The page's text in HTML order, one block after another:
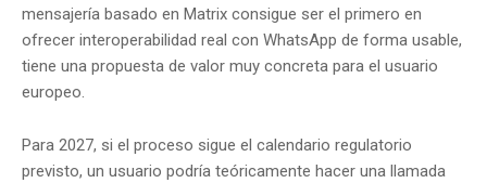
mensajería basado en Matrix consigue ser el primero en
ofrecer interoperabilidad real con WhatsApp de forma usable,
tiene una propuesta de valor muy concreta para el usuario
europeo.
Para 2027, si el proceso sigue el calendario regulatorio
previsto, un usuario podría teóricamente hacer una llamada